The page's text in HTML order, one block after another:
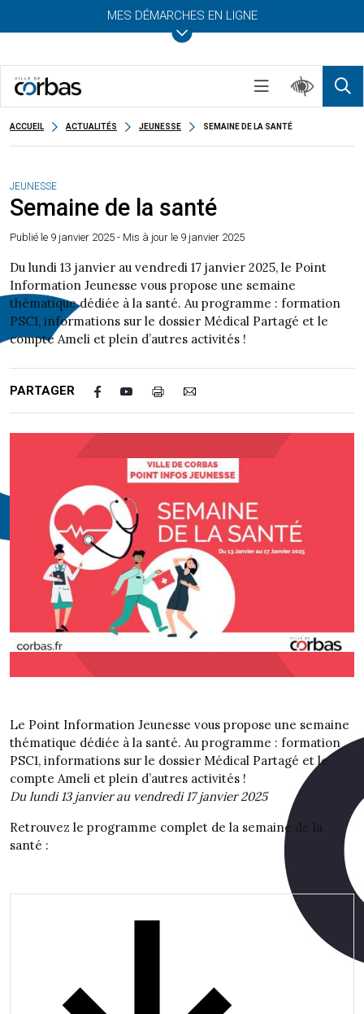
MES DÉMARCHES EN LIGNE
ACCUEIL ACTUALITÉS JEUNESSE SEMAINE DE LA SANTÉ
JEUNESSE
Semaine de la santé
Publié le 9 janvier 2025 - Mis à jour le 9 janvier 2025
Du lundi 13 janvier au vendredi 17 janvier 2025, le Point
Information Jeunesse vous propose une semaine
thématique dédiée à la santé. Au programme : formation
PSC1, informations sur le dossier Médical Partagé et le
compte Ameli et plein d’autres activités !
PARTAGER
Le Point Information Jeunesse vous propose une semaine
thématique dédiée à la santé. Au programme : formation
PSC1, informations sur le dossier Médical Partagé et le
compte Ameli et plein d’autres activités !
Du lundi 13 janvier au vendredi 17 janvier 2025
Retrouvez le programme complet de la semaine de la
santé :